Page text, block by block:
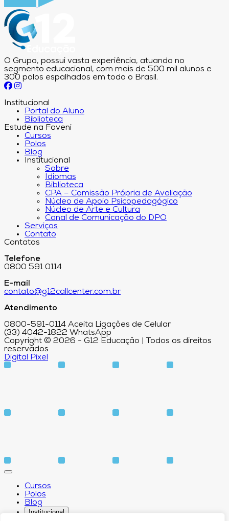
O Grupo, possui vasta experiência, atuando no
segmento educacional, com mais de 500 mil alunos e
300 polos espalhados em todo o Brasil.
Institucional
Portal do Aluno
Biblioteca
Estude na Faveni
Cursos
Polos
Blog
Institucional
Sobre
Idiomas
Biblioteca
CPA – Comissão Própria de Avaliação
Núcleo de Apoio Psicopedagógico
Núcleo de Arte e Cultura
Canal de Comunicação do DPO
Serviços
Contato
Contatos
Telefone
0800 591 0114
E-mail
contato@g12callcenter.com.br
Atendimento
0800-591-0114 Aceita Ligações de Celular
(33) 4042-1822 WhatsApp
Copyright © 2026 - G12 Educação | Todos os direitos
reservados
Digital Pixel
Cursos
Polos
Blog
Institucional